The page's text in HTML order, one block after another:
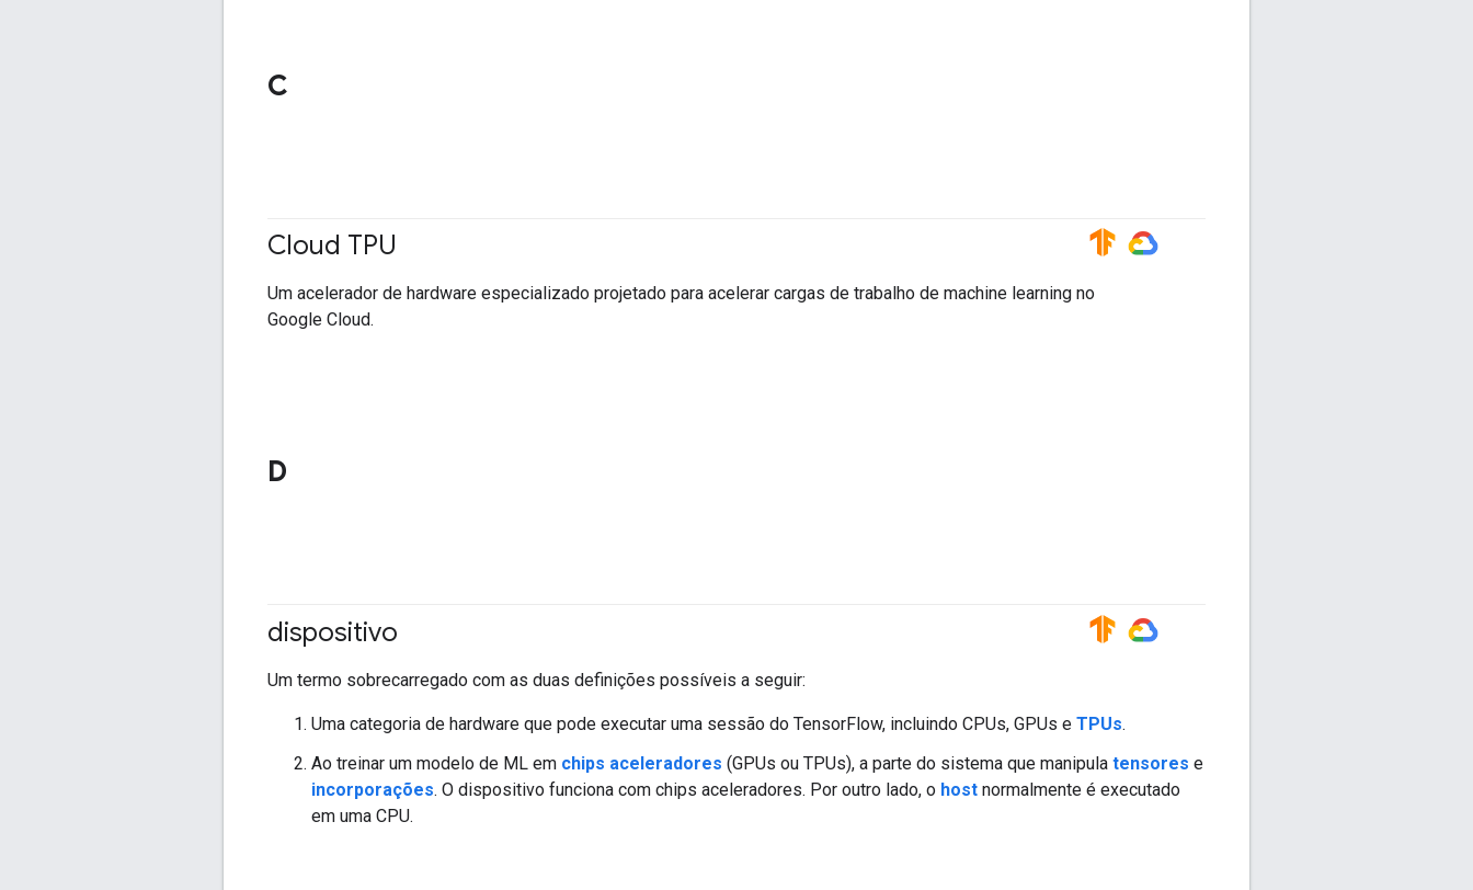
C
Cloud TPU #TensorFlow #GoogleCloud
Um acelerador de hardware especializado projetado para acelerar cargas de trabalho de machine learning no
Google Cloud.
D
dispositivo #TensorFlow #GoogleCloud
Um termo sobrecarregado com as duas definições possíveis a seguir:
Uma categoria de hardware que pode executar uma sessão do TensorFlow, incluindo CPUs, GPUs e TPUs.
Ao treinar um modelo de ML em chips aceleradores (GPUs ou TPUs), a parte do sistema que manipula tensores e
incorporações. O dispositivo funciona com chips aceleradores. Por outro lado, o host normalmente é executado
em uma CPU.